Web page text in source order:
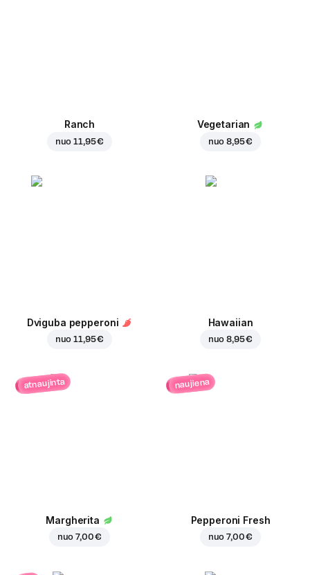
Ranch
nuo11,95 €
Vegetarian
nuo8,95 €
Dviguba pepperoni
nuo11,95 €
Hawaiian
nuo8,95 €
atnaujinta
Margherita
nuo7,00 €
naujiena
Pepperoni Fresh
nuo7,00 €